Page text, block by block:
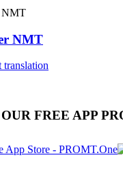
NMT
translation
FREE APP